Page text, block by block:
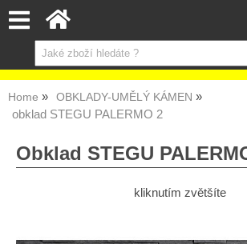
Home OBKLADY-UMĚLÝ KÁMEN
obklad STEGU PALERMO 2
Obklad STEGU
kliknutím zvětšíte